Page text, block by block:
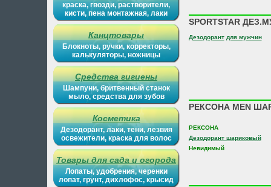
краска, гвозди, растворители,
кисти, пена монтажная, лаки
Канцтовары
Блокноты, ручки, корректоры,
калькуляторы, ножницы
Средства гигиены
Шампуни, бритвенный станок
мыло, средства для зубов
Косметика
Дезодорант, лаки, тени, лезвия
освежители, краска для волос
Товары для сада и огорода
Лопаты, удобрения, черенки
лопат, грунт, дихлофос, крысид
SPORTSTAR
Дезодорант для мужчин
РЕКСОНА MEN
РЕКСОНА
Дезодорант шариковый
Невидимый